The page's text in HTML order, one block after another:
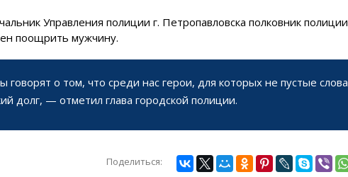
Управления полиции г. Петропавловска полковник полиции
поощрить мужчину.
говорят о том, что среди нас герои, для которых не пустые слова
долг, — отметил глава городской полиции.
Поделиться: